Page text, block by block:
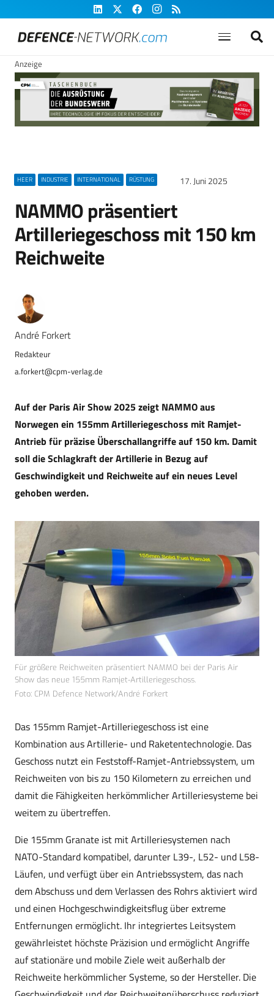
Anzeige
HEER INDUSTRIE INTERNATIONAL RÜSTUNG 17. Juni 2025
NAMMO präsentiert
Artilleriegeschoss mit 150 km
Reichweite
André Forkert
a.forkert@cpm-verlag.de
Auf der Paris Air Show 2025 zeigt NAMMO aus
Norwegen ein 155mm Artilleriegeschoss mit Ramjet-
Antrieb für präzise Überschallangriffe auf 150 km. Damit
soll die Schlagkraft der Artillerie in Bezug auf
Geschwindigkeit und Reichweite auf ein neues Level
gehoben werden.
Für größere Reichweiten präsentiert NAMMO bei der Paris Air
Show das neue 155mm Ramjet-Artilleriegeschoss.
Foto: CPM Defence Network/André Forkert
Das 155mm Ramjet-Artilleriegeschoss ist eine
Kombination aus Artillerie- und Raketentechnologie. Das
Geschoss nutzt ein Feststoff-Ramjet-Antriebssystem, um
Reichweiten von bis zu 150 Kilometern zu erreichen und
damit die Fähigkeiten herkömmlicher Artilleriesysteme bei
weitem zu übertreffen.
Die 155mm Granate ist mit Artilleriesystemen nach
NATO-Standard kompatibel, darunter L39-, L52- und L58-
Läufen, und verfügt über ein Antriebssystem, das nach
dem Abschuss und dem Verlassen des Rohrs aktiviert wird
und einen Hochgeschwindigkeitsflug über extreme
Entfernungen ermöglicht. Ihr integriertes Leitsystem
gewährleistet höchste Präzision und ermöglicht Angriffe
auf stationäre und mobile Ziele weit außerhalb der
Reichweite herkömmlicher Systeme, so der Hersteller. Die